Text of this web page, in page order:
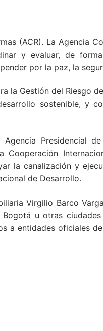
(ACR). La Agencia
y evaluar, de
por la paz, la
la Gestión del Riesgo
sostenible, y
Presidencial
la canalización y
de Desarrollo.
Virgilio Barco
u otras
a entidades oficiales